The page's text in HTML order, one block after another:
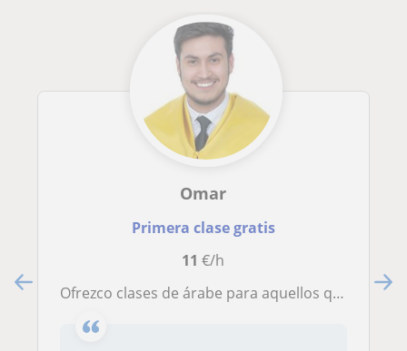
Omar
Primera clase gratis
11 €/h
Ofrezco clases de árabe para aquellos que desean mejorar su habilidad en este idioma